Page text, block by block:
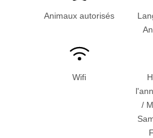
Animaux autorisés
Wifi
/